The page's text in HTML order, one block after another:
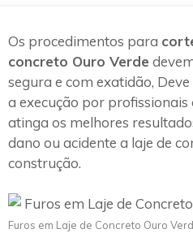
Os procedimentos para
concreto Ouro Verde
segura e com exatidão,
a execução por
atinga os melhores
dano ou acidente a laje de
construção.
Furos em Laje de Concreto Ouro